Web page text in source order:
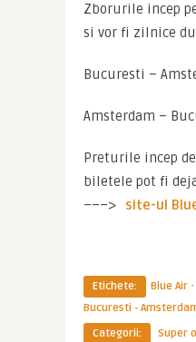
Zborurile incep
si vor fi zilnice
Bucuresti –
Amsterdam –
Preturile incep
biletele pot fi
–––>
site-ul
Etichete: Blue Air·
Bucuresti -
Categorii:
Super